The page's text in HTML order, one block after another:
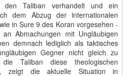
Taliban verhandelt und ein
dem Abzug der internationalen
in Sure 9 des Koran vorgesehen -
Abmachungen mit Ungläubigen
demnach lediglich als taktisches
Gegner nicht gleich zu
Taliban diese theologischen
zeigt die aktuelle Situation in